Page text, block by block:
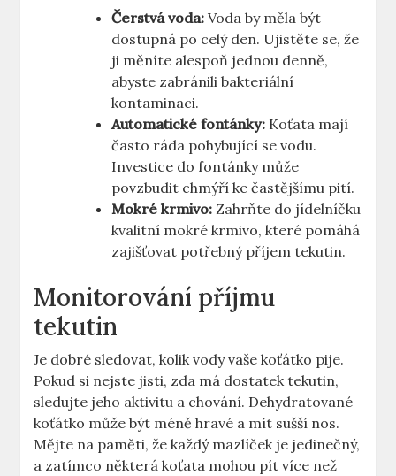
Čerstvá voda: Voda by měla být
dostupná po celý den. Ujistěte se, že
ji měníte alespoň jednou denně,
abyste zabránili bakteriální
kontaminaci.
Automatické fontánky: Koťata mají
často ráda pohybující se vodu.
Investice do fontánky může
povzbudit chmýří ke častějšímu pití.
Mokré krmivo: Zahrňte do jídelníčku
kvalitní mokré krmivo, které pomáhá
zajišťovat potřebný příjem tekutin.
Monitorování příjmu
tekutin
Je dobré sledovat, kolik vody vaše koťátko pije.
Pokud si nejste jisti, zda má dostatek tekutin,
sledujte jeho aktivitu a chování. Dehydratované
koťátko může být méně hravé a mít sušší nos.
Mějte na paměti, že každý mazlíček je jedinečný,
a zatímco některá koťata mohou pít více než